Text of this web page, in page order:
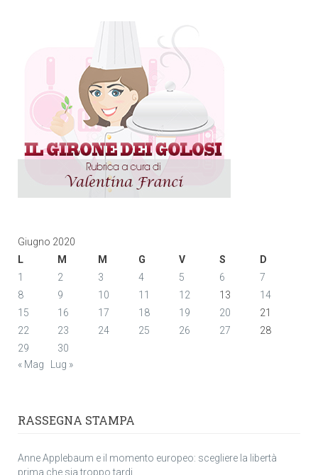
Giugno 2020
L
M M G V S
D
1
2 3 4 5 6
7
8
9 10 11 12 13
14
15
16 17 18 19 20
21
22
23 24 25 26 27
28
29
30
« Mag
Lug »
RASSEGNA STAMPA
Anne Applebaum e il momento europeo: scegliere la libertà
prima che sia troppo tardi